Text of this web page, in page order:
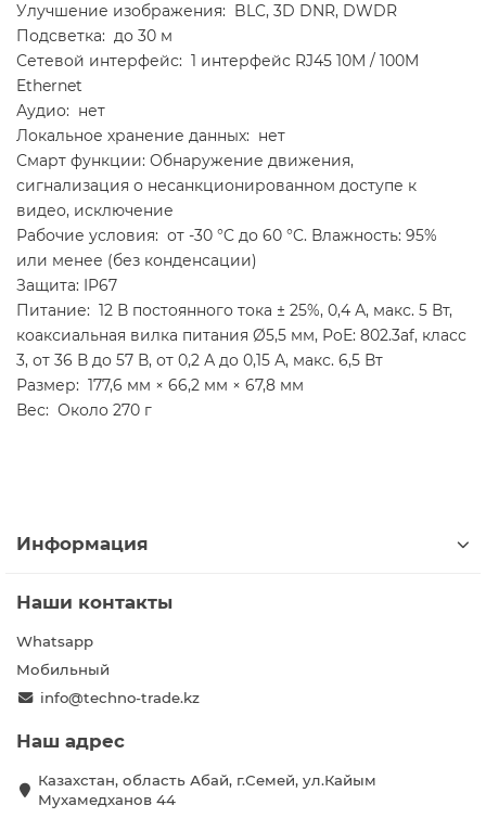
Улучшение изображения: BLC, 3D DNR, DWDR
Подсветка: до 30 м
Сетевой интерфейс: 1 интерфейс RJ45 10M / 100M
Ethernet
Аудио: нет
Локальное хранение данных: нет
Смарт функции: Обнаружение движения,
сигнализация о несанкционированном доступе к
видео, исключение
Рабочие условия: от -30 °C до 60 °C. Влажность: 95%
или менее (без конденсации)
Защита: IP67
Питание: 12 В постоянного тока ± 25%, 0,4 А, макс. 5 Вт,
коаксиальная вилка питания Ø5,5 мм, PoE: 802.3af, класс
3, от 36 В до 57 В, от 0,2 А до 0,15 А, макс. 6,5 Вт
Размер: 177,6 мм × 66,2 мм × 67,8 мм
Вес: Около 270 г
Информация
Наши контакты
Whatsapp
Мобильный
info@techno-trade.kz
Наш адрес
Казахстан, область Абай, г.Семей, ул.Кайым
Мухамедханов 44